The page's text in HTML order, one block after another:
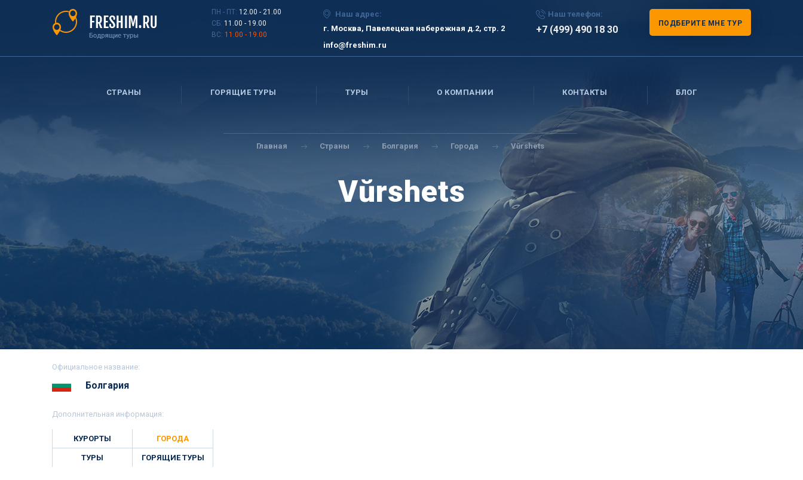
ПН - ПТ: 12.00 - 21.00
СБ: 11.00 - 19.00
ВС: 11.00 - 19.00
Наш адрес:
г. Москва, Павелецкая набережная д.2, стр. 2
info@freshim.ru
Наш телефон:
+7 (499) 490 18 30
ПОДБЕРИТЕ МНЕ ТУР
СТРАНЫ ГОРЯЩИЕ ТУРЫ ТУРЫ О КОМПАНИИ КОНТАКТЫ БЛОГ
Вы
здесь
Главная Страны Болгария Города Vŭrshets
Vŭrshets
Официальное название:
Болгария
Дополнительная информация:
КУРОРТЫ ГОРОДА
ТУРЫ ГОРЯЩИЕ ТУРЫ